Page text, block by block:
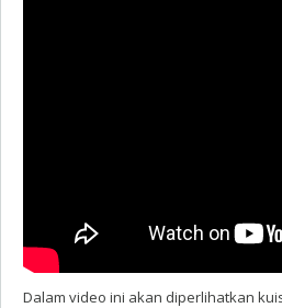
Dalam video ini akan diperlihatkan